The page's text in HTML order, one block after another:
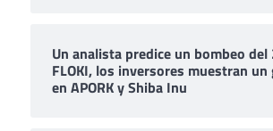
Un analista predice un bombeo del
FLOKI, los inversores muestran
en APORK y Shiba Inu